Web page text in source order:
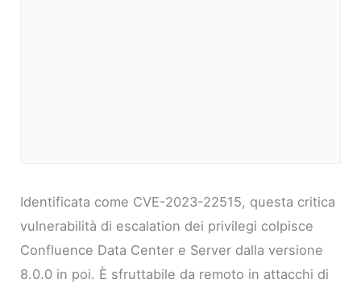
Identificata come CVE-2023-22515, questa critica
vulnerabilità di escalation dei privilegi colpisce
Confluence Data Center e Server dalla versione
8.0.0 in poi. È sfruttabile da remoto in attacchi di